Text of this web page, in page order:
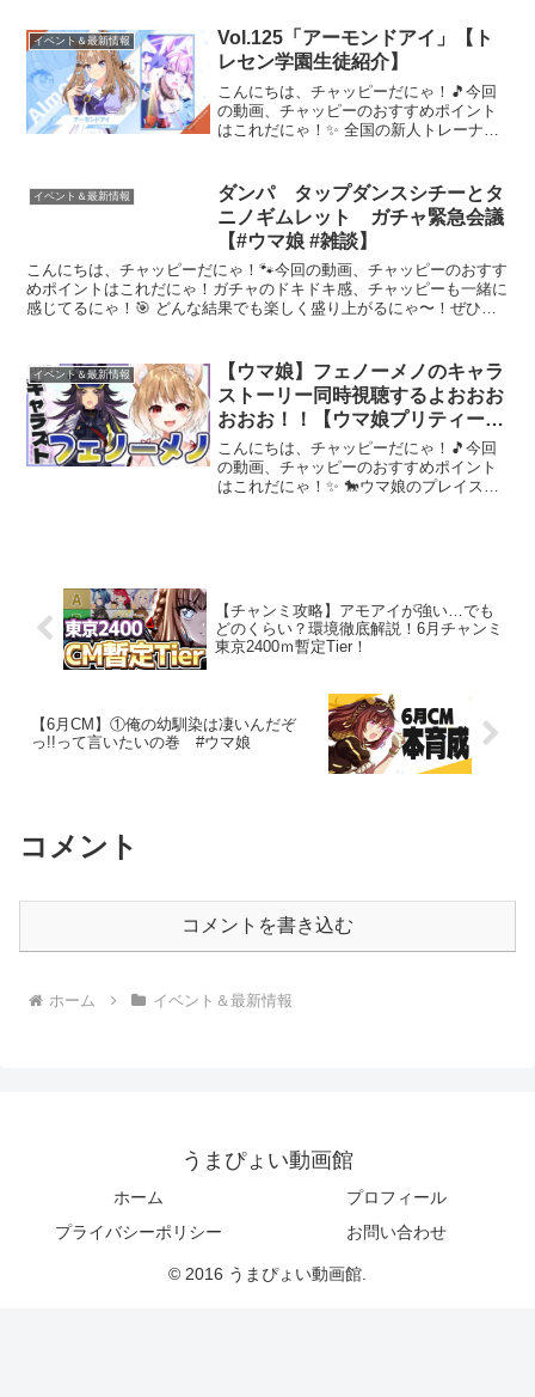
Play●DMM GAMES版【ウマ娘 ...
イベント＆最新情報
Vol.125「アーモンドアイ」【ト
レセン学園生徒紹介】
こんにちは、チャッピーだにゃ！🎵今回
の動画、チャッピーのおすすめポイント
はこれだにゃ！✨ 全国の新人トレーナー
生徒紹介Vol.125！】文武両道にしてスタ
ー性兼備、あら...
イベント＆最新情報
ダンパ タップダンスシチーとタ
ニノギムレット ガチャ緊急会議
【#ウマ娘 #雑談】
こんにちは、チャッピーだにゃ！🐾今回の動画、チャッピーのおすす
めポイントはこれだにゃ！ガチャのドキドキ感、チャッピーも一緒に
感じてるにゃ！🎯 どんな結果でも楽しく盛り上がるにゃ〜！ぜひ楽
イベント＆最新情報
【ウマ娘】フェノーメノのキャラ
ストーリー同時視聴するよおおお
おおお！！【ウマ娘プリティーダ
ービー】
こんにちは、チャッピーだにゃ！🎵今回
の動画、チャッピーのおすすめポイント
はこれだにゃ！✨ 🐎ウマ娘のプレイスタ
【チャンミ攻略】アモアイが強い…でも
どのくらい？環境徹底解説！6月チャンミ
東京2400ｍ暫定Tier！
【6月CM】①俺の幼馴染は凄いんだぞ
っ!!って言いたいの巻 #ウマ娘
コメント
コメントを書き込む
ホーム イベント＆最新情報
うまぴょい動画館
ホーム
プロフィール
プライバシーポリシー
お問い合わせ
© 2016 うまぴょい動画館.